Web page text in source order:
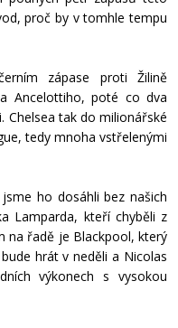
proč by v tomhle tempu
zápase proti Žilině
Ancelottiho, poté co dva
Chelsea tak do milionářské
tedy mnoha vstřelenými
ho dosáhli bez našich
Lamparda, kteří chyběli z
na řadě je Blackpool, který
hrát v neděli a Nicolas
výkonech s vysokou